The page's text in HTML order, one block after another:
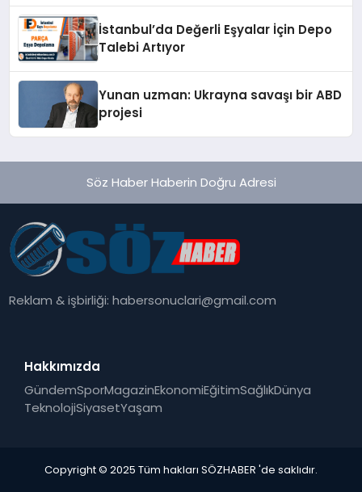
İstanbul’da Değerli Eşyalar İçin Depo
Talebi Artıyor
Yunan uzman: Ukrayna savaşı bir ABD
projesi
Söz Haber Haberin Doğru Adresi
Reklam & işbirliği:habersonuclari@gmail.com
Hakkımızda
GündemSporMagazinEkonomiEğitimSağlıkDünya
TeknolojiSiyasetYaşam
Copyright © 2025 Tüm hakları SÖZHABER 'de saklıdır.